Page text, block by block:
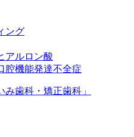
ング
アルロン酸
腔機能発達不全症